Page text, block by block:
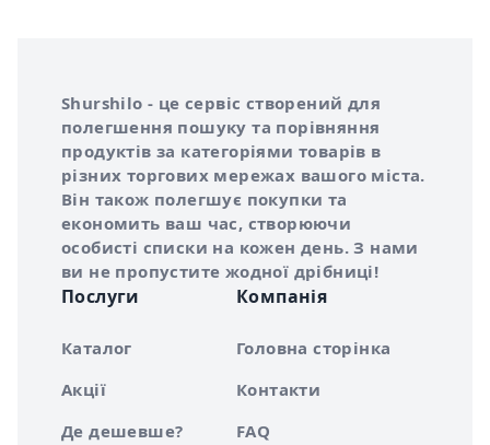
Про сервіс Shurshilo
Shurshilo - це сервіс створений для
полегшення пошуку та порівняння
продуктів за категоріями товарів в
різних торгових мережах вашого міста.
Він також полегшує покупки та
економить ваш час, створюючи
особисті списки на кожен день. З нами
ви не пропустите жодної дрібниці!
Послуги
Каталог
Акції
Де дешевше?
Компанія
Головна сторінка
Контакти
FAQ